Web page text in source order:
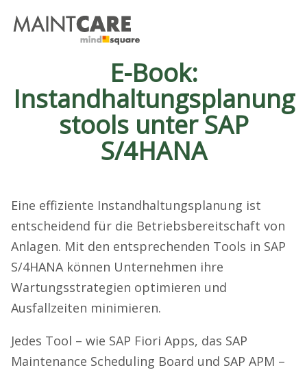
E-Book:
Instandhaltungsplanung
stools unter SAP
S/4HANA
Eine effiziente Instandhaltungsplanung ist
entscheidend für die Betriebsbereitschaft von
Anlagen. Mit den entsprechenden Tools in SAP
S/4HANA können Unternehmen ihre
Wartungsstrategien optimieren und
Ausfallzeiten minimieren.
Jedes Tool – wie SAP Fiori Apps, das SAP
Maintenance Scheduling Board und SAP APM –